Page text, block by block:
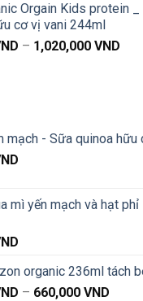
từ
Orgain Kids protein _
cơ vị vani 244ml
– 1,020,000 VND
mạch - Sữa quinoa hữu
mì yến mạch và hạt
organic 236ml tách
– 660,000 VND